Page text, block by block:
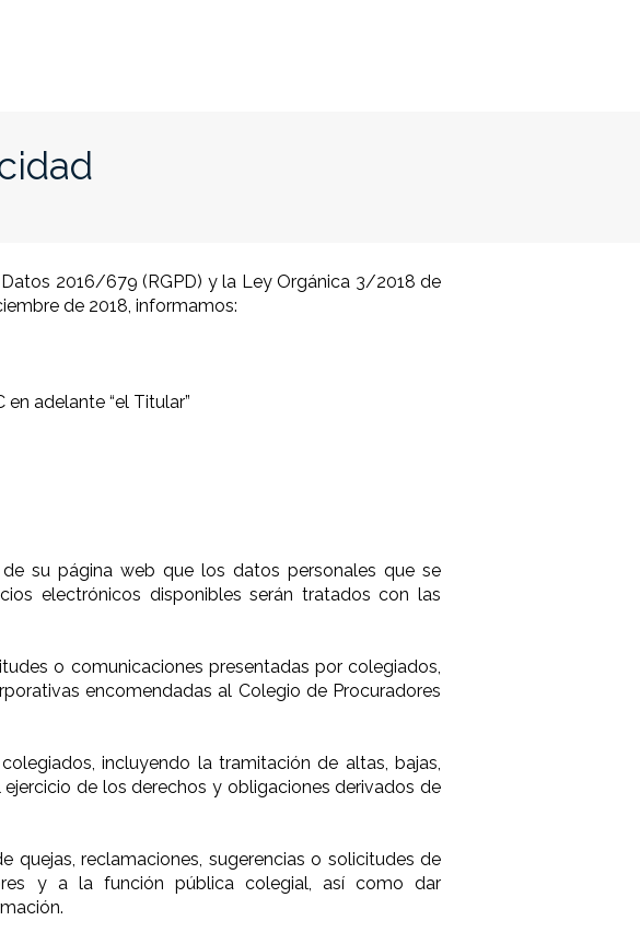
2016/679 (RGPD) y la Ley Orgánica 3/2018 de
de 2018, informamos:
adelante “el Titular”
su página web que los datos personales que se
electrónicos disponibles serán tratados con las
o comunicaciones presentadas por colegiados,
encomendadas al Colegio de Procuradores
incluyendo la tramitación de altas, bajas,
de los derechos y obligaciones derivados de
quejas, reclamaciones, sugerencias o solicitudes de
y a la función pública colegial, así como dar